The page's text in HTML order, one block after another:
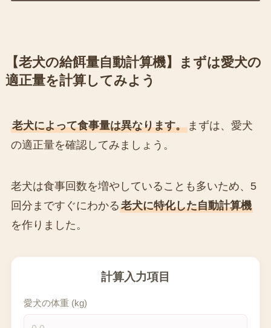
【老犬の給餌量自動計算機】まずは愛犬の
適正量を計算してみよう
老犬によって食事量は異なります。まずは、愛犬
の適正量を確認してみましょう。
老犬は食事回数を増やしていることも多いため、5
回分まですぐにわかる老犬に特化した自動計算機
を作りました。
計算入力項目
愛犬の体重 (kg)